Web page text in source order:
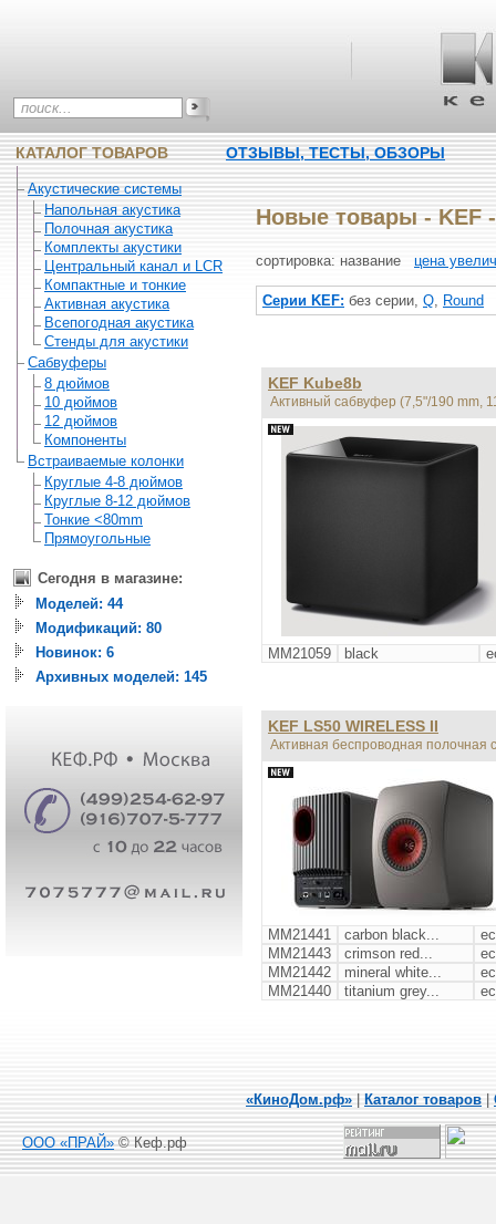
КАТАЛОГ ТОВАРОВ ОТЗЫВЫ, ТЕСТЫ, ОБЗОРЫ
Акустические системы
Напольная акустика
Полочная акустика
Комплекты акустики
Центральный канал и LCR
Компактные и тонкие
Активная акустика
Всепогодная акустика
Стенды для акустики
Сабвуферы
8 дюймов
10 дюймов
12 дюймов
Компоненты
Встраиваемые колонки
Круглые 4-8 дюймов
Круглые 8-12 дюймов
Тонкие <80mm
Прямоугольные
Сегодня в магазине:
Моделей: 44
Модификаций: 80
Новинок: 6
Архивных моделей: 145
Новые товары - KEF
сортировка: название цена
Серии KEF: без серии, Q, Round
KEF Kube8b
Активный сабвуфер (7,5"/190 mm,
MM21059 black
KEF LS50 WIRELESS II
Активная беспроводная полочная
MM21441 carbon black...
MM21443
crimson red...
MM21442
mineral white...
MM21440
titanium grey...
«КиноДом.рф» Каталог товаров
ООО «ПРАЙ»© Кеф.рф